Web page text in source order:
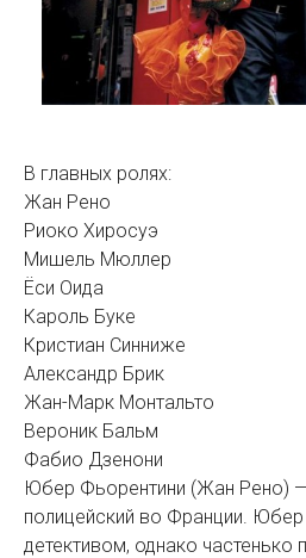
В главных ролях:
Жан Рено
Риоко Хиросуэ
Мишель Мюллер
Ёси Оида
Кароль Буке
Кристиан Синниже
Александр Брик
Жан-Марк Монтальто
Вероник Бальм
Фабио Дзенони
Юбер Фьорентини (Жан Рено)
полицейский во Франции. Юбер
детективом, однако частенько